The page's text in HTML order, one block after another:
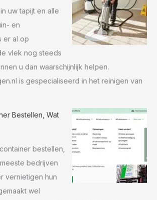
uw tapijt en alle
en
er al op
vlek nog steeds
u dan waarschijnlijk helpen.
is gespecialiseerd in het reinigen van
Bestellen, Wat
bestellen,
bedrijven
vernietigen hun
wel